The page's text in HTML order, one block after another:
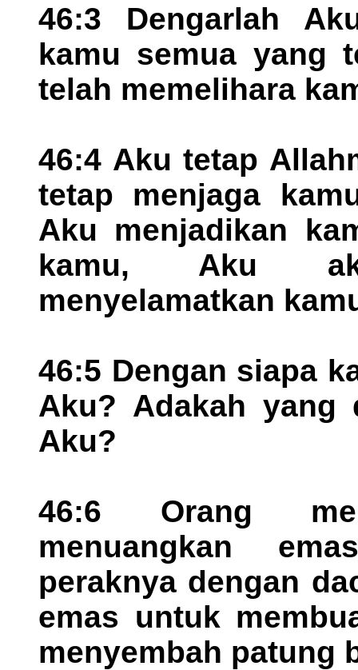
46:3 Dengarlah
kamu semua yang
telah memelihara
46:4 Aku tetap
tetap menjaga
Aku menjadikan
kamu, Aku
menyelamatkan
46:5 Dengan siapa
Aku? Adakah yang
Aku?
46:6 Orang
menuangkan
peraknya dengan
emas untuk
menyembah patung